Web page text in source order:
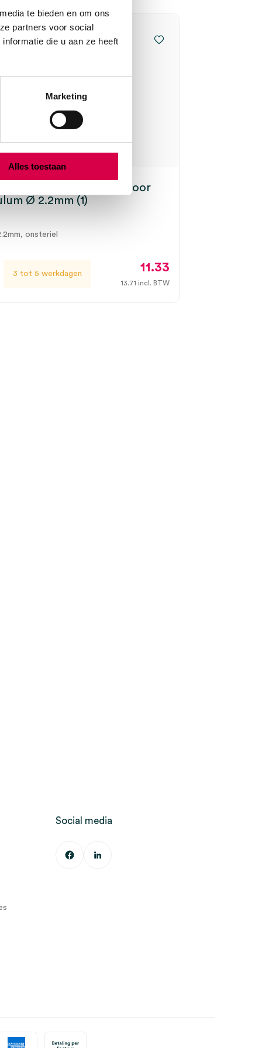
te bieden en om ons
partners voor social
die u aan ze heeft
Marketing
Alles toestaan
herbruikbaar otoscoop oor
Ø 2.2mm (1)
onsteriel
3 tot 5 werkdagen 11.33
13.71 incl. BTW
Social media